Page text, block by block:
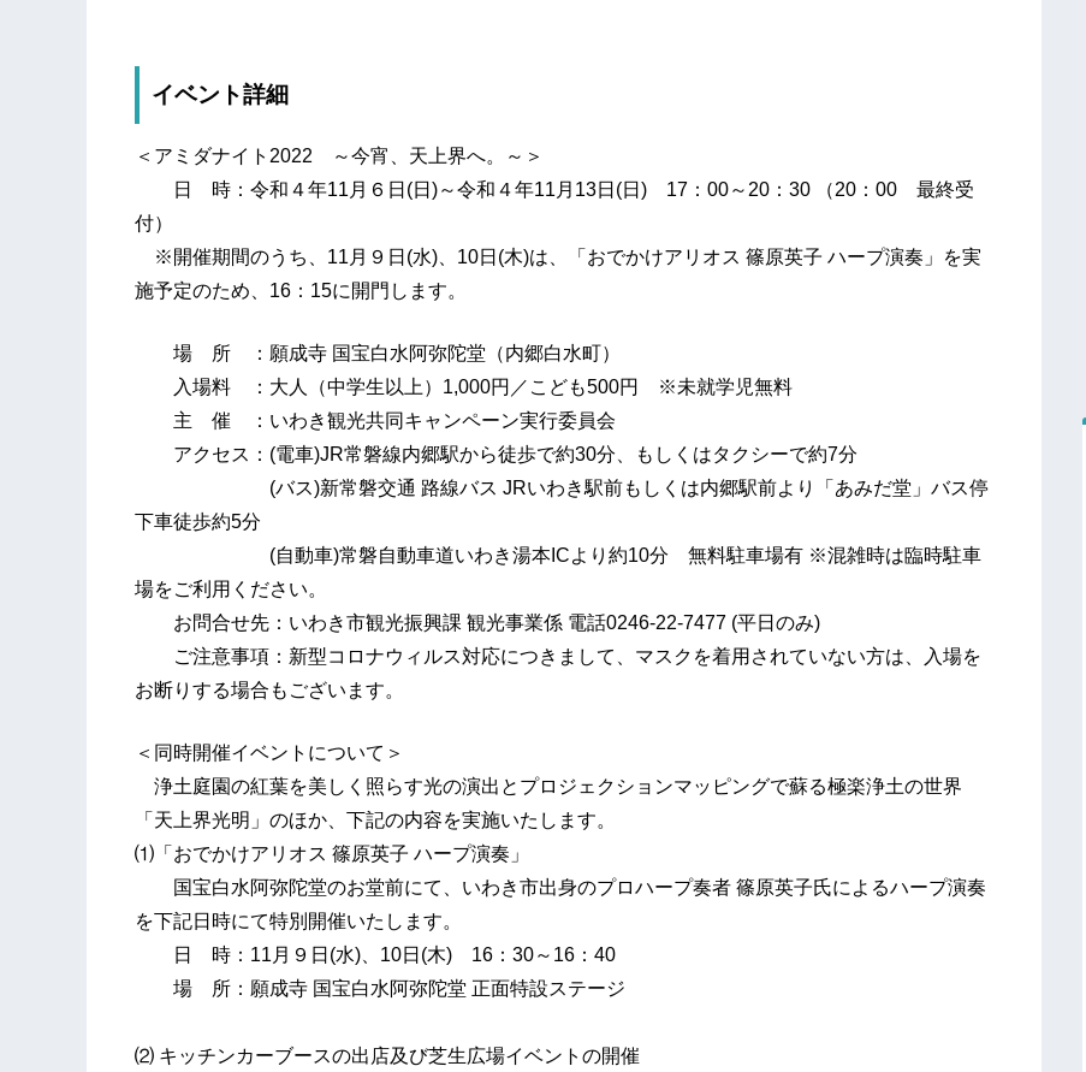
イベント詳細
＜アミダナイト2022 ～今宵、天上界へ。～＞
日 時：令和４年11月６日(日)～令和４年11月13日(日) 17：00～20：30 （20：00 最終受
付）
※開催期間のうち、11月９日(水)、10日(木)は、「おでかけアリオス 篠原英子 ハープ演奏」を実
施予定のため、16：15に開門します。
場 所 ：願成寺 国宝白水阿弥陀堂（内郷白水町）
入場料 ：大人（中学生以上）1,000円／こども500円 ※未就学児無料
主 催 ：いわき観光共同キャンペーン実行委員会
アクセス：(電車)JR常磐線内郷駅から徒歩で約30分、もしくはタクシーで約7分
(バス)新常磐交通 路線バス JRいわき駅前もしくは内郷駅前より「あみだ堂」バス停
下車徒歩約5分
(自動車)常磐自動車道いわき湯本ICより約10分 無料駐車場有 ※混雑時は臨時駐車
場をご利用ください。
お問合せ先：いわき市観光振興課 観光事業係 電話0246-22-7477 (平日のみ)
ご注意事項：新型コロナウィルス対応につきまして、マスクを着用されていない方は、入場を
お断りする場合もございます。
＜同時開催イベントについて＞
浄土庭園の紅葉を美しく照らす光の演出とプロジェクションマッピングで蘇る極楽浄土の世界
「天上界光明」のほか、下記の内容を実施いたします。
⑴「おでかけアリオス 篠原英子 ハープ演奏」
国宝白水阿弥陀堂のお堂前にて、いわき市出身のプロハープ奏者 篠原英子氏によるハープ演奏
を下記日時にて特別開催いたします。
日 時：11月９日(水)、10日(木) 16：30～16：40
場 所：願成寺 国宝白水阿弥陀堂 正面特設ステージ
⑵ キッチンカーブースの出店及び芝生広場イベントの開催